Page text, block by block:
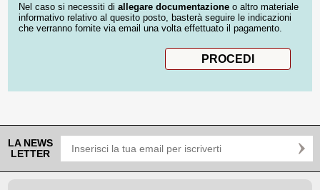
Nel caso si necessiti di allegare documentazione o altro materiale
informativo relativo al quesito posto, basterà seguire le indicazioni
che verranno fornite via email una volta effettuato il pagamento.
LA NEWS
LETTER